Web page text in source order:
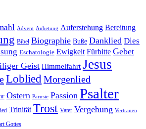
Advent Anbetung Auferstehung Bereitung
Bibel Biographie Buße Danklied Dies
Eschatologie Ewigkeit Fürbitte Gebet
Geist Himmelfahrt Jesus
Loblied Morgenlied
Ostern Parusie Passion Psalter
Trinität Trost Vater Vergebung Vertrauen
Gottes